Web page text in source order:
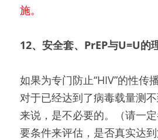
施。
12、 安全套、PrEP与U=U的
如果为专门防止“HIV”的性传
对于已经达到了病毒载量测
来说，是不必要的。（请一
要条件来评估，是否真实达